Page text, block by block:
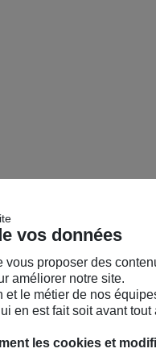
vos données
vous proposer des
améliorer notre site.
et le métier de nos
en est fait soit avant tout
les cookies et